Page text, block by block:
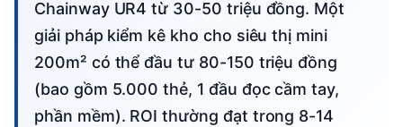
Chainway UR4 từ 30-50 triệu đồng. Một
giải pháp kiểm kê kho cho siêu thị mini
200m² có thể đầu tư 80-150 triệu đồng
(bao gồm 5.000 thẻ, 1 đầu đọc cầm tay,
phần mềm). ROI thường đạt trong 8-14